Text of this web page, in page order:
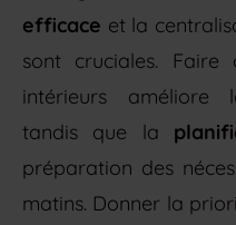
efficace et la
sont cruciales. Faire
intérieurs améliore
tandis que la
préparation des
matins. Donner la